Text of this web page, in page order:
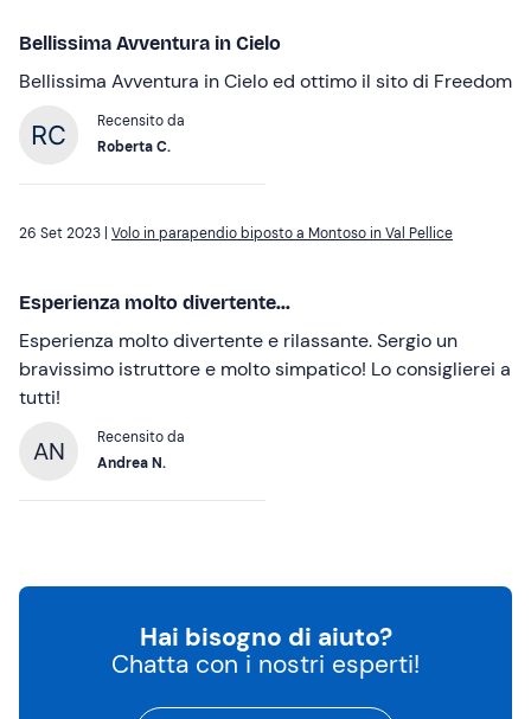
Bellissima Avventura in Cielo
Bellissima Avventura in Cielo ed ottimo il sito di Freedom
Recensito da
Roberta C.
26 Set 2023 | Volo in parapendio biposto a Montoso in Val Pellice
Esperienza molto divertente...
Esperienza molto divertente e rilassante. Sergio un
bravissimo istruttore e molto simpatico! Lo consiglierei a
tutti!
AN
Recensito da
Andrea N.
Hai bisogno di aiuto?
Chatta con i nostri esperti!